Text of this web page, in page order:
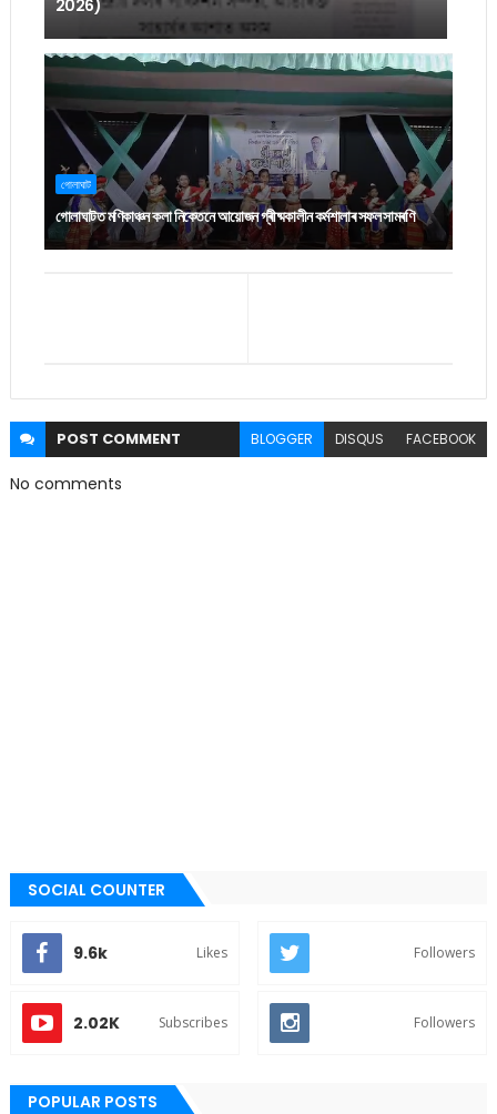
2026)
গোলাঘাট
গোলাঘাটত মণিকাঞ্চন কলা নিকেতনে আয়োজন গ্ৰীষ্মকালীন কৰ্মশালাৰ সফল সামৰণি
POST COMMENT BLOGGER DISQUS FACEBOOK
No comments
SOCIAL COUNTER
9.6k Likes Followers
2.02K Subscribes Followers
POPULAR POSTS